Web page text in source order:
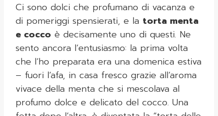
Ci sono dolci che profumano di vacanza e
di pomeriggi spensierati, e la torta menta
e cocco è decisamente uno di questi. Ne
sento ancora l’entusiasmo: la prima volta
che l’ho preparata era una domenica estiva
– fuori l’afa, in casa fresco grazie all’aroma
vivace della menta che si mescolava al
profumo dolce e delicato del cocco. Una